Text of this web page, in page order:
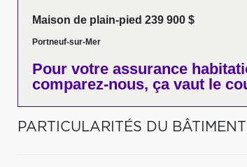
Maison de plain-pied 239 900 $
Portneuf-sur-Mer
Pour votre assurance
comparez-nous, ça vaut le
PARTICULARITÉS DU BÂTIMENT